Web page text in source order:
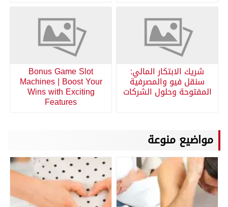
شريك الابتكار المالي:
سنقل فيو والمصرفية
المفتوحة وحلول الشركات
Bonus Game Slot
Machines | Boost Your
Wins with Exciting
Features
مواضيع منوعة